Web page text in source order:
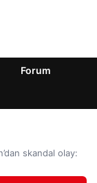
Forum
skandal olay: